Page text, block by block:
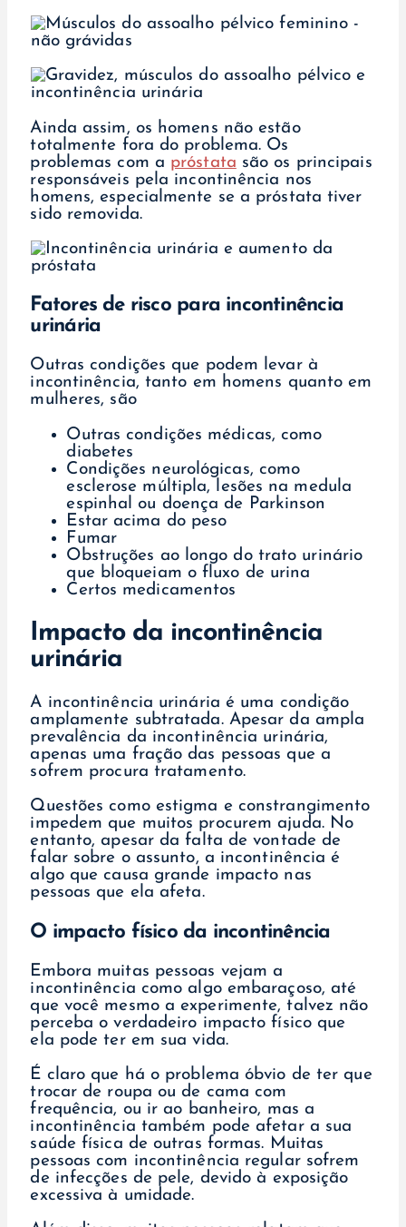
Ainda assim, os homens não estão
totalmente fora do problema. Os
problemas com a próstata são os principais
responsáveis pela incontinência nos
homens, especialmente se a próstata tiver
sido removida.
Fatores de risco para incontinência
urinária
Outras condições que podem levar à
incontinência, tanto em homens quanto em
mulheres, são
Outras condições médicas, como
diabetes
Condições neurológicas, como
esclerose múltipla, lesões na medula
espinhal ou doença de Parkinson
Estar acima do peso
Fumar
Obstruções ao longo do trato urinário
que bloqueiam o fluxo de urina
Certos medicamentos
Impacto da incontinência
urinária
A incontinência urinária é uma condição
amplamente subtratada. Apesar da ampla
prevalência da incontinência urinária,
apenas uma fração das pessoas que a
sofrem procura tratamento.
Questões como estigma e constrangimento
impedem que muitos procurem ajuda. No
entanto, apesar da falta de vontade de
falar sobre o assunto, a incontinência é
algo que causa grande impacto nas
pessoas que ela afeta.
O impacto físico da incontinência
Embora muitas pessoas vejam a
incontinência como algo embaraçoso, até
que você mesmo a experimente, talvez não
perceba o verdadeiro impacto físico que
ela pode ter em sua vida.
É claro que há o problema óbvio de ter que
trocar de roupa ou de cama com
frequência, ou ir ao banheiro, mas a
incontinência também pode afetar a sua
saúde física de outras formas. Muitas
pessoas com incontinência regular sofrem
de infecções de pele, devido à exposição
excessiva à umidade.